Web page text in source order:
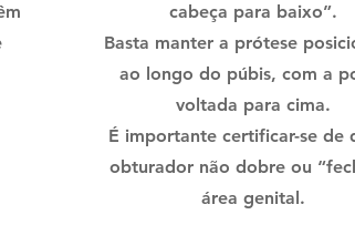
cabeça para baixo”.
Basta manter a prótese
ao longo do púbis, com a
voltada para cima.
É importante certificar-se de
obturador não dobre ou
área genital.